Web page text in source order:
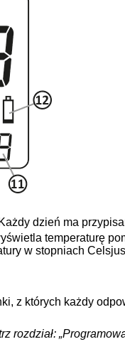
dzień ma
temperaturę
w stopniach
z których każdy
rozdział: